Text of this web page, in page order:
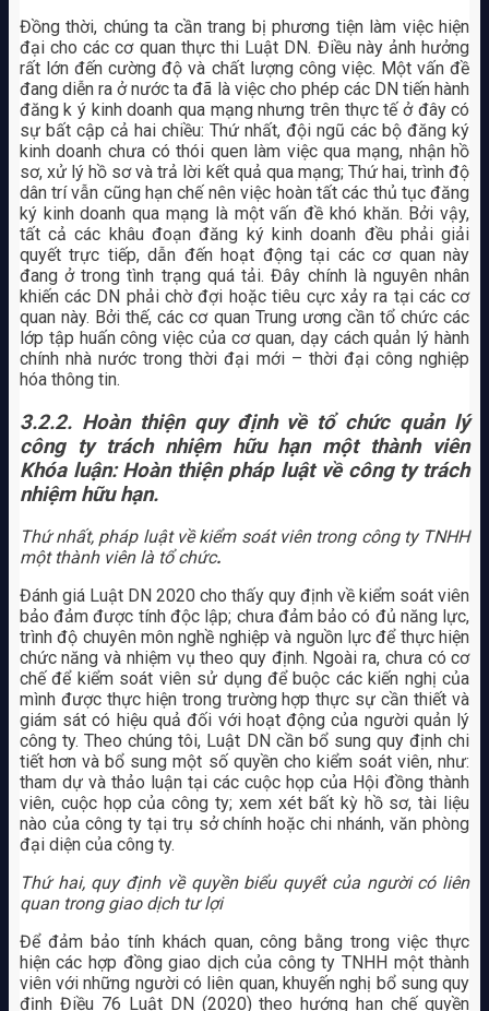
Đồng thời, chúng ta cần trang bị phương tiện làm việc hiện
đại cho các cơ quan thực thi Luật DN. Điều này ảnh hưởng
rất lớn đến cường độ và chất lượng công việc. Một vấn đề
đang diễn ra ở nước ta đã là việc cho phép các DN tiến hành
đăng k ý kinh doanh qua mạng nhưng trên thực tế ở đây có
sự bất cập cả hai chiều: Thứ nhất, đội ngũ các bộ đăng ký
kinh doanh chưa có thói quen làm việc qua mạng, nhận hồ
sơ, xử lý hồ sơ và trả lời kết quả qua mạng; Thứ hai, trình độ
dân trí vẫn cũng hạn chế nên việc hoàn tất các thủ tục đăng
ký kinh doanh qua mạng là một vấn đề khó khăn. Bởi vậy,
tất cả các khâu đoạn đăng ký kinh doanh đều phải giải
quyết trực tiếp, dẫn đến hoạt động tại các cơ quan này
đang ở trong tình trạng quá tải. Đây chính là nguyên nhân
khiến các DN phải chờ đợi hoặc tiêu cực xảy ra tại các cơ
quan này. Bởi thế, các cơ quan Trung ương cần tổ chức các
lớp tập huấn công việc của cơ quan, dạy cách quản lý hành
chính nhà nước trong thời đại mới – thời đại công nghiệp
hóa thông tin.
3.2.2. Hoàn thiện quy định về tổ chức quản lý
công ty trách nhiệm hữu hạn một thành viên
Khóa luận: Hoàn thiện pháp luật về công ty trách
nhiệm hữu hạn.
Thứ nhất, pháp luật về kiểm soát viên trong công ty TNHH
một thành viên là tổ chức.
Đánh giá Luật DN 2020 cho thấy quy định về kiểm soát viên
bảo đảm được tính độc lập; chưa đảm bảo có đủ năng lực,
trình độ chuyên môn nghề nghiệp và nguồn lực để thực hiện
chức năng và nhiệm vụ theo quy định. Ngoài ra, chưa có cơ
chế để kiểm soát viên sử dụng để buộc các kiến nghị của
mình được thực hiện trong trường hợp thực sự cần thiết và
giám sát có hiệu quả đối với hoạt động của người quản lý
công ty. Theo chúng tôi, Luật DN cần bổ sung quy định chi
tiết hơn và bổ sung một số quyền cho kiểm soát viên, như:
tham dự và thảo luận tại các cuộc họp của Hội đồng thành
viên, cuộc họp của công ty; xem xét bất kỳ hồ sơ, tài liệu
nào của công ty tại trụ sở chính hoặc chi nhánh, văn phòng
đại diện của công ty.
Thứ hai, quy định về quyền biểu quyết của người có liên
quan trong giao dịch tư lợi
Để đảm bảo tính khách quan, công bằng trong việc thực
hiện các hợp đồng giao dịch của công ty TNHH một thành
viên với những người có liên quan, khuyến nghị bổ sung quy
định Điều 76 Luật DN (2020) theo hướng hạn chế quyền